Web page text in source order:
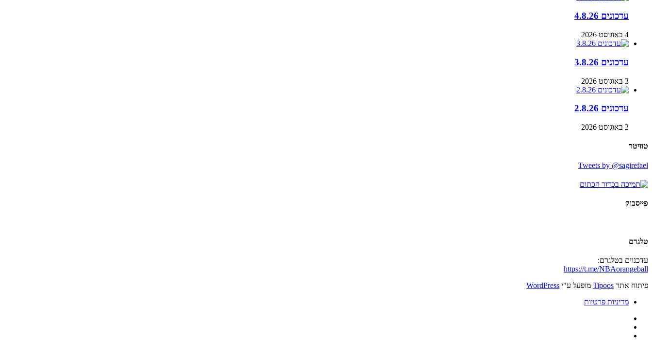
עדכונים 4.8.26
4 באוגוסט 2026
עדכונים 3.8.26
3 באוגוסט 2026
עדכונים 2.8.26
2 באוגוסט 2026
טוויטר
Tweets by @sagirefael
פייסבוק
טלגרם
עדכנוים בטלגרם:
https://t.me/NBAorangeball
פיתוח אתר Tipoos מופעל ע"י WordPress
מדיניות פרטיות